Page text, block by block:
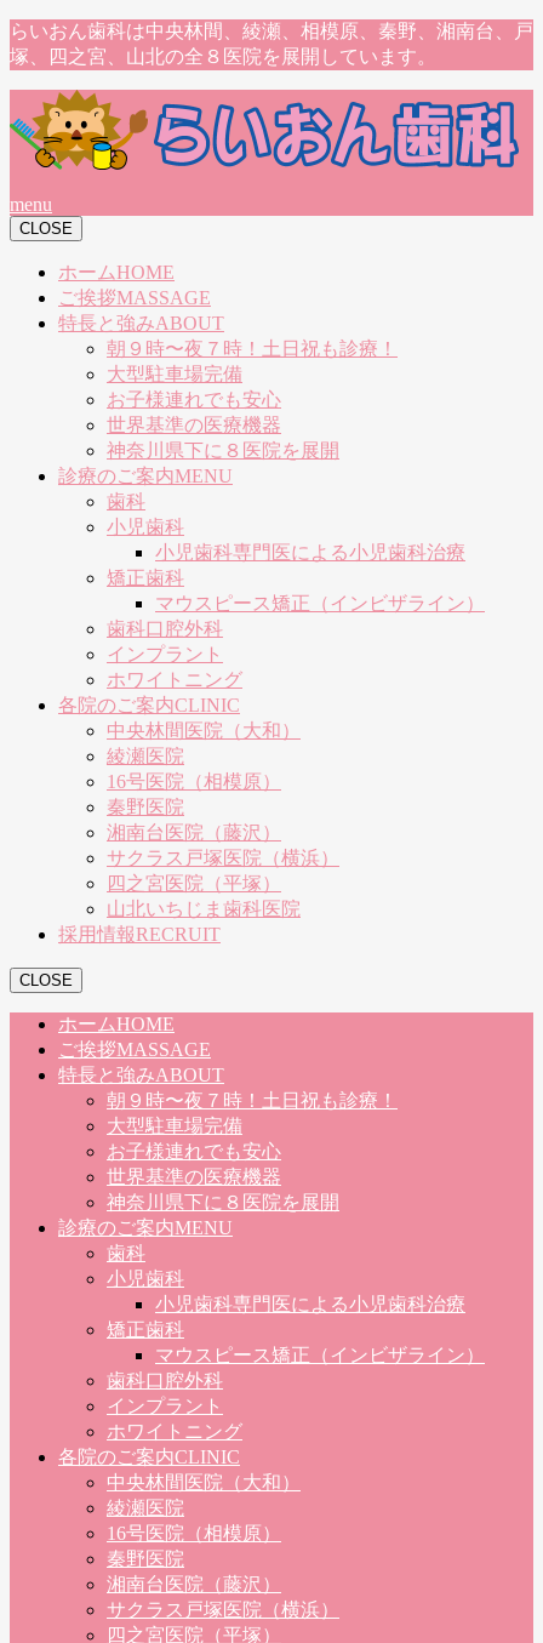
らいおん歯科は中央林間、綾瀬、相模原、秦野、湘南台、戸
塚、四之宮、山北の全８医院を展開しています。
menu
CLOSE
ホームHOME
ご挨拶MASSAGE
特長と強みABOUT
朝９時〜夜７時！土日祝も診療！
大型駐車場完備
お子様連れでも安心
世界基準の医療機器
神奈川県下に８医院を展開
診療のご案内MENU
歯科
小児歯科
小児歯科専門医による小児歯科治療
矯正歯科
マウスピース矯正（インビザライン）
歯科口腔外科
インプラント
ホワイトニング
各院のご案内CLINIC
中央林間医院（大和）
綾瀬医院
16号医院（相模原）
秦野医院
湘南台医院（藤沢）
サクラス戸塚医院（横浜）
四之宮医院（平塚）
山北いちじま歯科医院
採用情報RECRUIT
CLOSE
ホームHOME
ご挨拶MASSAGE
特長と強みABOUT
朝９時〜夜７時！土日祝も診療！
大型駐車場完備
お子様連れでも安心
世界基準の医療機器
神奈川県下に８医院を展開
診療のご案内MENU
歯科
小児歯科
小児歯科専門医による小児歯科治療
矯正歯科
マウスピース矯正（インビザライン）
歯科口腔外科
インプラント
ホワイトニング
各院のご案内CLINIC
中央林間医院（大和）
綾瀬医院
16号医院（相模原）
秦野医院
湘南台医院（藤沢）
サクラス戸塚医院（横浜）
四之宮医院（平塚）